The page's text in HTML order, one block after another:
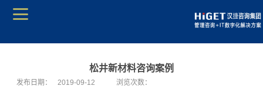
松井新材料咨询案例
发布日期： 2019-09-12 浏览次数：